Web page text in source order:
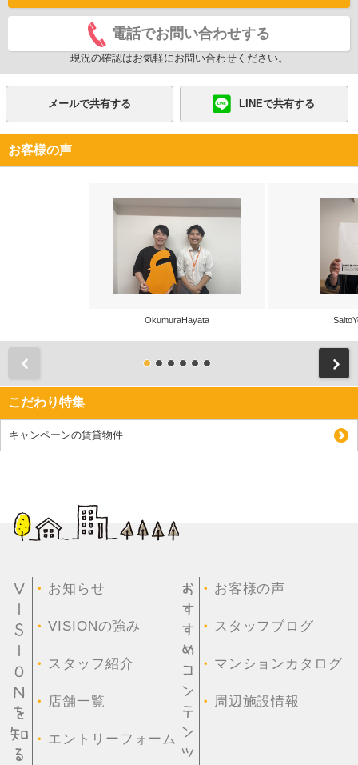
電話でお問い合わせする
現況の確認はお気軽にお問い合わせください。
メールで共有する LINEで共有する
お客様の声
OkumuraHayata
こだわり特集
キャンペーンの賃貸物件
・ お知らせ
・VISIONの強み
・ スタッフ紹介
・ 店舗一覧
・ エントリーフォーム
・ お客様の声
・ スタッフブログ
・ マンションカタログ
・ 周辺施設情報